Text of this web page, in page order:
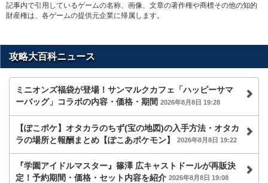
記事内で引用しているゲームの名称、画像、文章の著作権や商標その他の知的
財産権は、各ゲームの提供元企業に帰属します。
攻略大百科ニュース
ミニオンズ福袋が登場！サンマルクカフェ「ハッピーサマ
ーバッグ」コラボの内容・価格・期間 2026年8月8日 19:28
【ぽこポケ】オタカラのちず(宝の地図)の入手方法・オタカ
ラの場所と報酬まとめ【ぽこあポケモン】
2026年8月8日 19:22
『学園アイドルマスター』篠澤 広キャストドールが再販決
定！予約期間・価格・セット内容を紹介 2026年8月8日 19:08